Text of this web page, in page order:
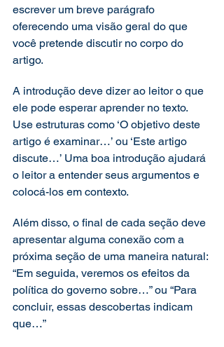
escrever um breve parágrafo
oferecendo uma visão geral do que
você pretende discutir no corpo do
artigo.
A introdução deve dizer ao leitor o que
ele pode esperar aprender no texto.
Use estruturas como ‘O objetivo deste
artigo é examinar…’ ou ‘Este artigo
discute…’ Uma boa introdução ajudará
o leitor a entender seus argumentos e
colocá-los em contexto.
Além disso, o final de cada seção deve
apresentar alguma conexão com a
próxima seção de uma maneira natural:
“Em seguida, veremos os efeitos da
política do governo sobre…” ou “Para
concluir, essas descobertas indicam
que…”